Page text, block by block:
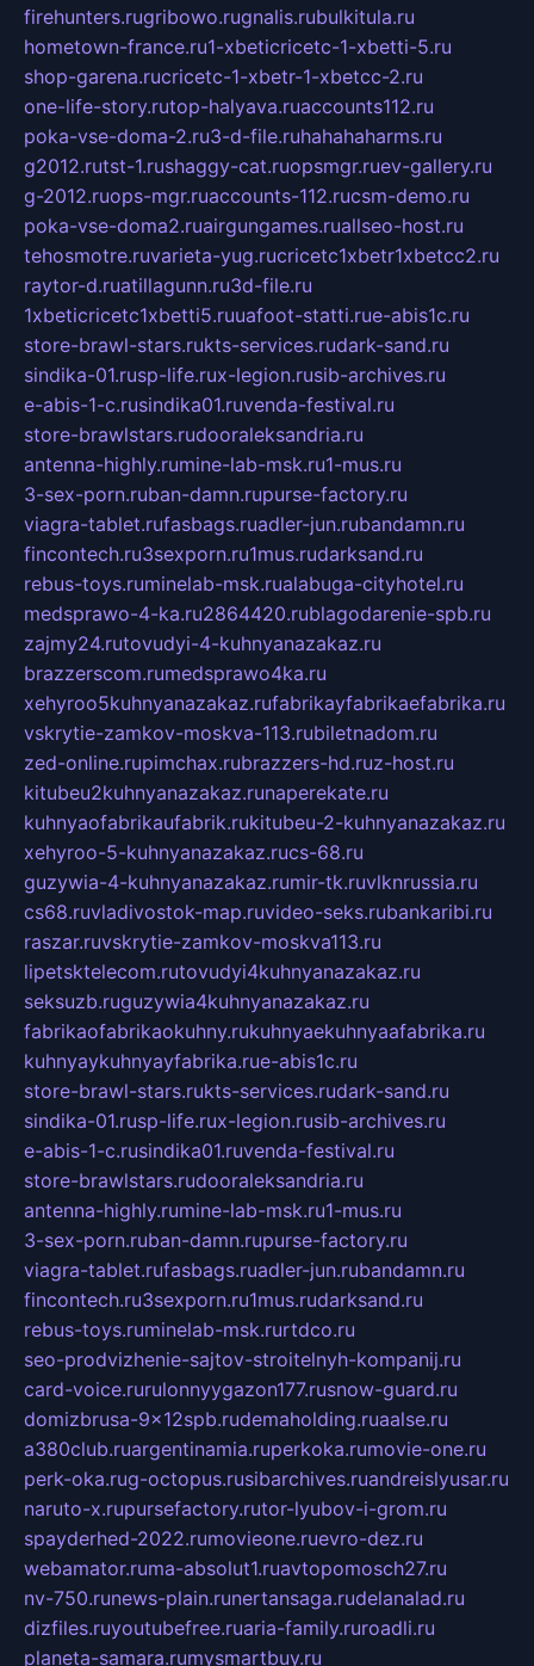
firehunters.rugribowo.rugnalis.rubulkitula.ru
hometown-france.ru1-xbeticricetc-1-xbetti-5.ru
shop-garena.rucricetc-1-xbetr-1-xbetcc-2.ru
one-life-story.rutop-halyava.ruaccounts112.ru
poka-vse-doma-2.ru3-d-file.ruhahahaharms.ru
g2012.rutst-1.rushaggy-cat.ruopsmgr.ruev-gallery.ru
g-2012.ruops-mgr.ruaccounts-112.rucsm-demo.ru
poka-vse-doma2.ruairgungames.ruallseo-host.ru
tehosmotre.ruvarieta-yug.rucricetc1xbetr1xbetcc2.ru
raytor-d.ruatillagunn.ru3d-file.ru
1xbeticricetc1xbetti5.ruuafoot-statti.rue-abis1c.ru
store-brawl-stars.rukts-services.rudark-sand.ru
sindika-01.rusp-life.rux-legion.rusib-archives.ru
e-abis-1-c.rusindika01.ruvenda-festival.ru
store-brawlstars.rudooraleksandria.ru
antenna-highly.rumine-lab-msk.ru1-mus.ru
3-sex-porn.ruban-damn.rupurse-factory.ru
viagra-tablet.rufasbags.ruadler-jun.rubandamn.ru
fincontech.ru3sexporn.ru1mus.rudarksand.ru
rebus-toys.ruminelab-msk.rualabuga-cityhotel.ru
medsprawo-4-ka.ru2864420.rublagodarenie-spb.ru
zajmy24.rutovudyi-4-kuhnyanazakaz.ru
brazzerscom.rumedsprawo4ka.ru
xehyroo5kuhnyanazakaz.rufabrikayfabrikaefabrika.ru
vskrytie-zamkov-moskva-113.rubiletnadom.ru
zed-online.rupimchax.rubrazzers-hd.ruz-host.ru
kitubeu2kuhnyanazakaz.runaperekate.ru
kuhnyaofabrikaufabrik.rukitubeu-2-kuhnyanazakaz.ru
xehyroo-5-kuhnyanazakaz.rucs-68.ru
guzywia-4-kuhnyanazakaz.rumir-tk.ruvlknrussia.ru
cs68.ruvladivostok-map.ruvideo-seks.rubankaribi.ru
raszar.ruvskrytie-zamkov-moskva113.ru
lipetsktelecom.rutovudyi4kuhnyanazakaz.ru
seksuzb.ruguzywia4kuhnyanazakaz.ru
fabrikaofabrikaokuhny.rukuhnyaekuhnyaafabrika.ru
kuhnyaykuhnyayfabrika.rue-abis1c.ru
store-brawl-stars.rukts-services.rudark-sand.ru
sindika-01.rusp-life.rux-legion.rusib-archives.ru
e-abis-1-c.rusindika01.ruvenda-festival.ru
store-brawlstars.rudooraleksandria.ru
antenna-highly.rumine-lab-msk.ru1-mus.ru
3-sex-porn.ruban-damn.rupurse-factory.ru
viagra-tablet.rufasbags.ruadler-jun.rubandamn.ru
fincontech.ru3sexporn.ru1mus.rudarksand.ru
rebus-toys.ruminelab-msk.rurtdco.ru
seo-prodvizhenie-sajtov-stroitelnyh-kompanij.ru
card-voice.rurulonnyygazon177.rusnow-guard.ru
domizbrusa-9x12spb.rudemaholding.ruaalse.ru
a380club.ruargentinamia.ruperkoka.rumovie-one.ru
perk-oka.rug-octopus.rusibarchives.ruandreislyusar.ru
naruto-x.rupursefactory.rutor-lyubov-i-grom.ru
spayderhed-2022.rumovieone.ruevro-dez.ru
webamator.ruma-absolut1.ruavtopomosch27.ru
nv-750.runews-plain.runertansaga.rudelanalad.ru
dizfiles.ruyoutubefree.ruaria-family.ruroadli.ru
planeta-samara.rumysmartbuy.ru